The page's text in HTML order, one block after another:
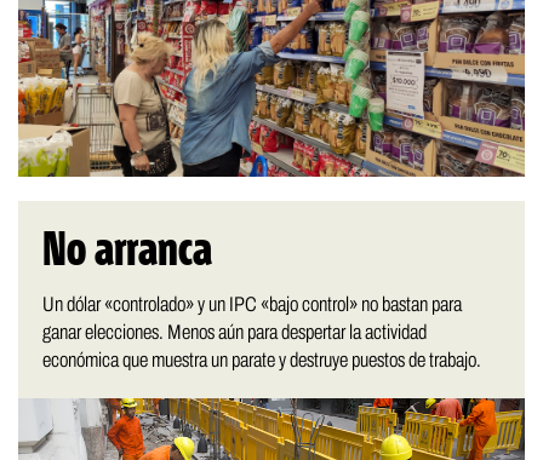
No arranca
Un dólar «controlado» y un IPC «bajo control» no bastan para
ganar elecciones. Menos aún para despertar la actividad
económica que muestra un parate y destruye puestos de trabajo.